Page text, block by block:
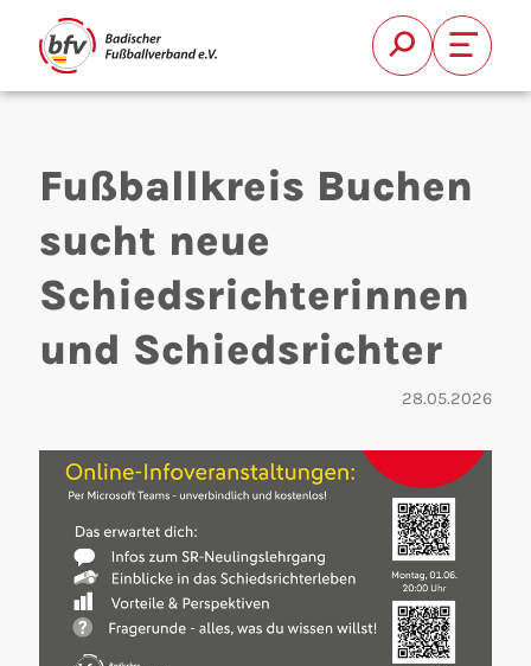
SucheFont
Fußballkreis Buchen
sucht neue
Schiedsrichterinnen
und Schiedsrichter
28.05.2026
Suchen